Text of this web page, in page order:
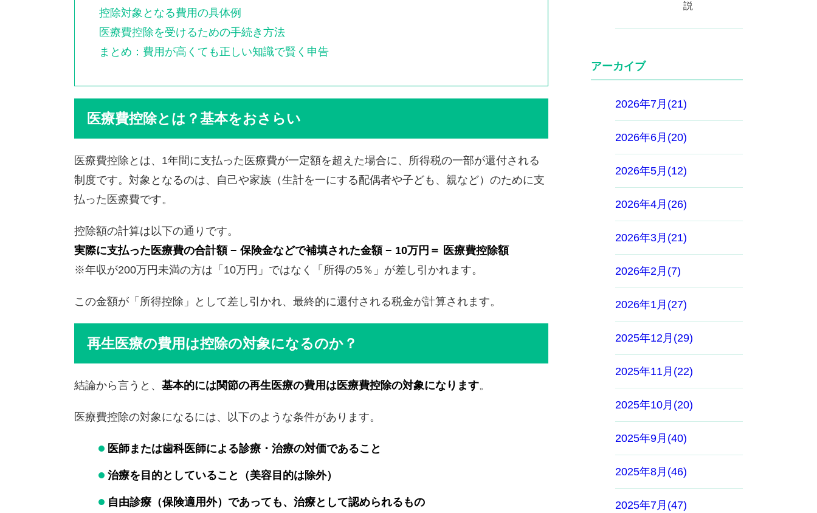
控除対象となる費用の具体例
医療費控除を受けるための手続き方法
まとめ：費用が高くても正しい知識で賢く申告
医療費控除とは？基本をおさらい
医療費控除とは、1年間に支払った医療費が一定額を超えた場合に、所得税の一部が還付される
制度です。対象となるのは、自己や家族（生計を一にする配偶者や子ども、親など）のために支
払った医療費です。
控除額の計算は以下の通りです。
実際に支払った医療費の合計額 − 保険金などで補填された金額 − 10万円＝ 医療費控除額
※年収が200万円未満の方は「10万円」ではなく「所得の5％」が差し引かれます。
この金額が「所得控除」として差し引かれ、最終的に還付される税金が計算されます。
再生医療の費用は控除の対象になるのか？
結論から言うと、 基本的には関節の再生医療の費用は医療費控除の対象になります。
医療費控除の対象になるには、以下のような条件があります。
医師または歯科医師による診療・治療の対価であること
治療を目的としていること（美容目的は除外）
自由診療（保険適用外）であっても、治療として認められるもの
説
アーカイブ
2026年7月(21)
2026年6月(20)
2026年5月(12)
2026年4月(26)
2026年3月(21)
2026年2月(7)
2026年1月(27)
2025年12月(29)
2025年11月(22)
2025年10月(20)
2025年9月(40)
2025年8月(46)
2025年7月(47)